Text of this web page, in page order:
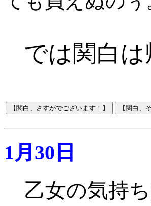
では関白
1月30日
乙女の気持